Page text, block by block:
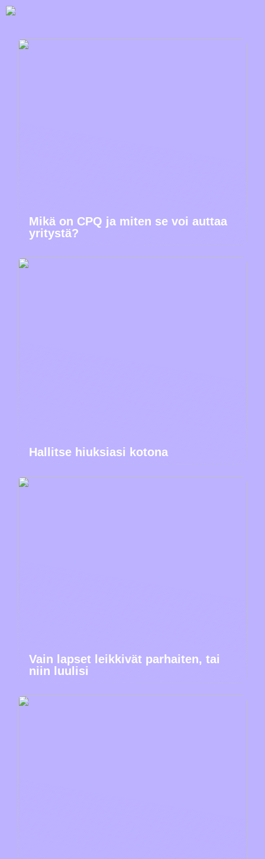
Mikä on CPQ ja miten se voi auttaa
yritystä?
Hallitse hiuksiasi kotona
Vain lapset leikkivät parhaiten, tai
niin luulisi